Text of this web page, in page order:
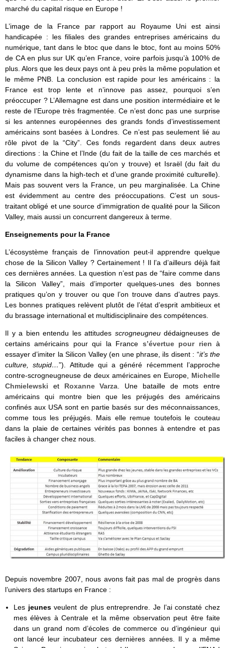
marché du capital risque en Europe !
L’image de la France par rapport au Royaume Uni est ainsi
handicapée : les filiales des grandes entreprises américains du
numérique, tant dans le btoc que dans le btoc, font au moins 50%
de CA en plus sur UK qu’en France, voire parfois jusqu’à 100% de
plus. Alors que les deux pays ont à peu près la même population et
le même PNB. La conclusion est rapide pour les américains : la
France est trop lente et n’innove pas assez, pourquoi s’en
préoccuper ? L’Allemagne est dans une position intermédiaire et le
reste de l’Europe très fragmentée. Ce n’est donc pas une surprise
si les antennes européennes des grands fonds d’investissement
américains sont basées à Londres. Ce n’est pas seulement lié au
rôle pivot de la “City”. Ces fonds regardent dans deux autres
directions : la Chine et l’Inde (du fait de la taille de ces marchés et
du volume de compétences qu’on y trouve) et Israël (du fait du
dynamisme dans la high-tech et d’une grande proximité culturelle).
Mais pas souvent vers la France, un peu marginalisée. La Chine
est évidemment au centre des préoccupations. C’est un sous-
traitant obligé et une source d’immigration de qualité pour la Silicon
Valley, mais aussi un concurrent dangereux à terme.
Enseignements pour la France
L’écosystème français de l’innovation peut-il apprendre quelque
chose de la Silicon Valley ? Certainement ! Il l’a d’ailleurs déjà fait
ces dernières années. La question n’est pas de “faire comme dans
la Silicon Valley”, mais d’importer quelques-unes des bonnes
pratiques qu’on y trouver ou que l’on trouve dans d’autres pays.
Les bonnes pratiques relèvent plutôt de l’état d’esprit ambitieux et
du brassage international et multidisciplinaire des compétences.
Il y a bien entendu les attitudes scrogneugneudédaigneuses de
certains américains pour qui la France s’évertue pour rien à
essayer d’imiter la Silicon Valley (en une phrase, ils disent : “it’s the
culture, stupid…”). Attitude qui a généré récemment l’approche
contre-scrogneugneuse de deux américaines en Europe, Michelle
Chmielewski et Roxanne Varza . Une bataille de mots entre
américains qui montre bien que les préjugés des américains
confinés aux USA sont en partie basés sur des méconnaissances,
comme tous les préjugés. Mais elle remue toutefois le couteau
dans la plaie de certaines vérités pas bonnes à entendre et pas
faciles à changer chez nous.
Depuis novembre 2007, nous avons fait pas mal de progrès dans
l’univers des startups en France :
Les jeunesveulent de plus entreprendre. Je l’ai constaté chez
mes élèves à Centrale et la même observation peut être faite
dans un grand nom d’écoles de commerce ou d’ingénieur qui
ont lancé leur incubateur ces dernières années. Il y a même